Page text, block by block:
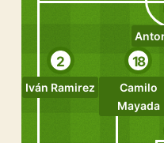
2
Iván Ramirez
18
Camilo
Mayada